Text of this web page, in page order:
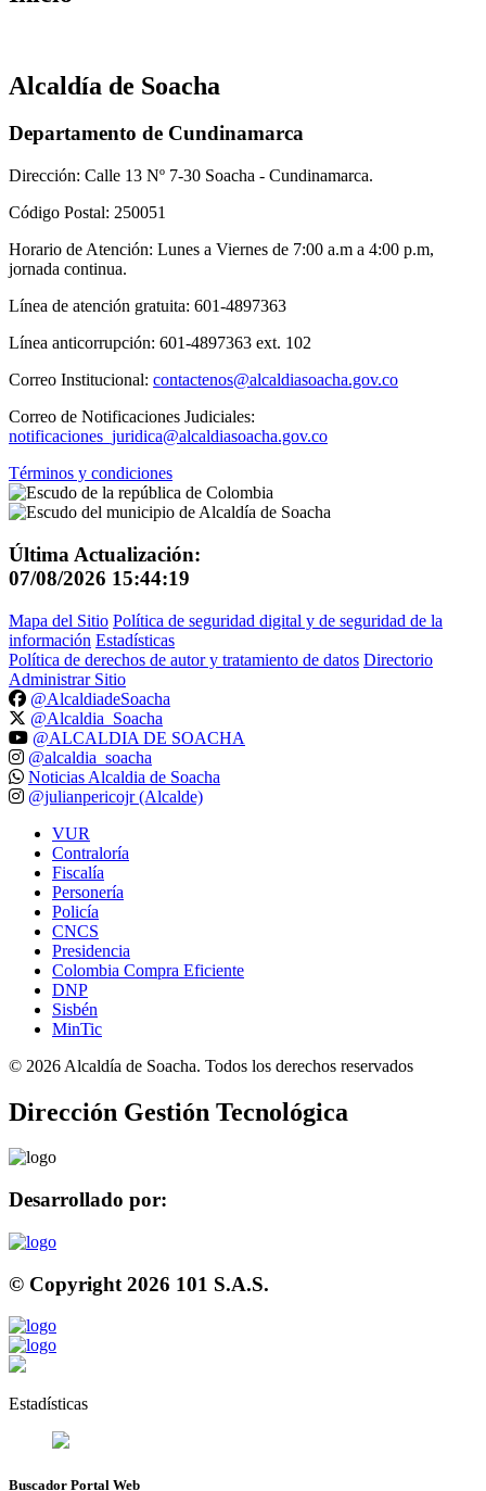
Alcaldía de Soacha
Departamento de Cundinamarca
Dirección: Calle 13 Nº 7-30 Soacha - Cundinamarca.
Código Postal: 250051
Horario de Atención: Lunes a Viernes de 7:00 a.m a 4:00 p.m,
jornada continua.
Línea de atención gratuita: 601-4897363
Línea anticorrupción: 601-4897363 ext. 102
Correo Institucional: contactenos@alcaldiasoacha.gov.co
Correo de Notificaciones Judiciales:
notificaciones_juridica@alcaldiasoacha.gov.co
Términos y condiciones
Última Actualización:
07/08/2026 15:44:19
Mapa del Sitio Política de seguridad digital y de seguridad de la
información Estadísticas
Política de derechos de autor y tratamiento de datos Directorio
Administrar Sitio
@AlcaldiadeSoacha
@Alcaldia_Soacha
@ALCALDIA DE SOACHA
@alcaldia_soacha
Noticias Alcaldia de Soacha
@julianpericojr (Alcalde)
VUR
Contraloría
Fiscalía
Personería
Policía
CNCS
Presidencia
Colombia Compra Eficiente
DNP
Sisbén
MinTic
© 2026 Alcaldía de Soacha. Todos los derechos reservados
Dirección Gestión Tecnológica
Desarrollado por:
© Copyright 2026 101 S.A.S.
Estadísticas
Buscador Portal Web